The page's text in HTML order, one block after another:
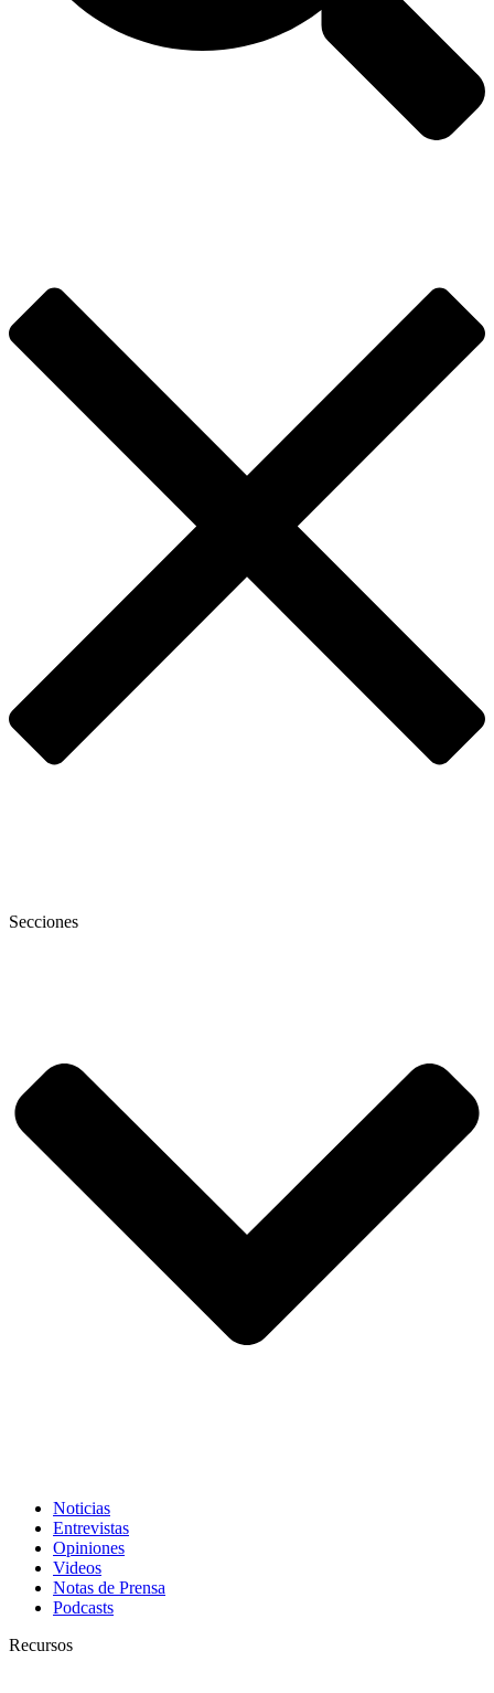
Secciones
Noticias
Entrevistas
Opiniones
Videos
Notas de Prensa
Podcasts
Recursos